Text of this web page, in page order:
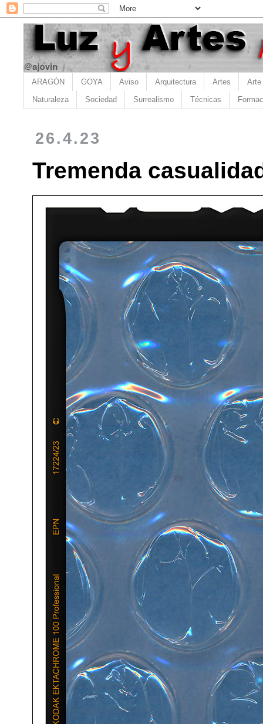
ARAGÓN GOYA Aviso Arquitectura Artes Arte
Naturaleza Sociedad Surrealismo Técnicas
26.4.23
Tremenda